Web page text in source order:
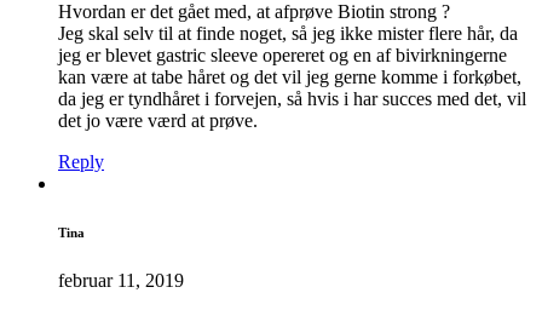
Hvordan er det gået med, at afprøve Biotin strong ?
Jeg skal selv til at finde noget, så jeg ikke mister flere hår, da
jeg er blevet gastric sleeve opereret og en af bivirkningerne
kan være at tabe håret og det vil jeg gerne komme i forkøbet,
da jeg er tyndhåret i forvejen, så hvis i har succes med det, vil
det jo være værd at prøve.
Reply
Tina
februar 11, 2019